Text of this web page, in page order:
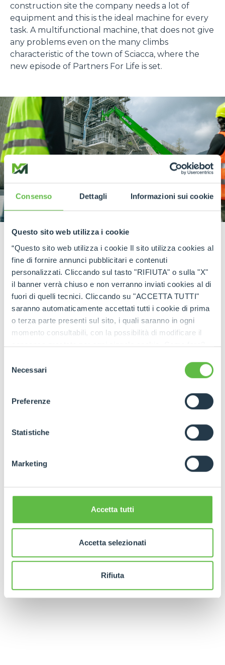
Consenso Dettagli Informazioni sui cookie
Questo sito web utilizza i cookie
“Questo sito web utilizza i cookie Il sito utilizza cookies al
fine di fornire annunci pubblicitari e contenuti
personalizzati. Cliccando sul tasto "RIFIUTA" o sulla "X"
il banner verrà chiuso e non verranno inviati cookies al di
fuori di quelli tecnici. Cliccando su "ACCETTA TUTTI"
saranno automaticamente accettati tutti i cookie di prima
o terza parte presenti sul sito, i quali saranno in ogni
momento consultabili, con la possibilità di modificare il
consenso prestato per ogni singolo cookie. Come fare?
ogni pagina, selezionare "Modifichi il suo consenso" e
dell'informativa completa nel footer presente in ogni
pagina. Per esercitare i diritti riconosciuti all'interessato ai
GDPR abbiamo predisposto una
apposita procedura.
delNecessari
Preferenze
Statistiche
Marketing
Accetta tutti
Accetta selezionati
Rifiuta
construction site the company needs a lot of
equipment and this is the ideal machine for every
task. A multifunctional machine, that does not give
any problems even on the many climbs
characteristic of the town of Sciacca, where the
new episode of Partners For Life is set.
READ THE INTERVIEW